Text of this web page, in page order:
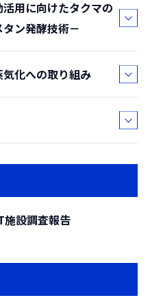
を販売する小売電
の激化から，価格
ている。その手法
消の取り組みがす
よる取り組み事例
とともに，電力の
て紹介する。
域事務組合環境セ
，鬼北町，愛南町
本センターの熱回
害防止基準値より
運転を行ってい
た引渡性能試験で
引渡性能試験の結
ついて報告する。
渡辺 純*
(*環境技術3部
)
殿より受注したご
本施設は熱回収施設
の規模は40t/日×2
り発生した熱エネ
ビン発電機による
する。
用に向けたタクマの
ン発酵技術－
森岡 泰樹*
(*環境技術1部)
て報告する。当社
メタン発酵方式
有機物の分解速
適した方式であ
を建設して以来，
化への取り組み
圭司*・
柴田 清*
(*装置技術部)
題により4MPa，
が進められた結
蒸気温度が400℃
叶 雅由*・工藤 隆行*
の有効利用のた
大幅な改造を要し
ーゲットに，新た
施設調査報告